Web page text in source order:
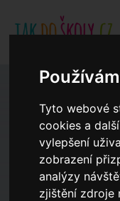
Tyto webové
cookies a
vylepšení
zobrazení
analýzy
zjištění zdroje